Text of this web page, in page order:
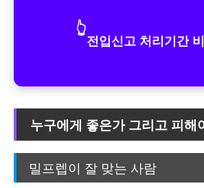
👆
전입신고 처리기간
누구에게 좋은가 그리고 피해
밀프렙이 잘 맞는 사람